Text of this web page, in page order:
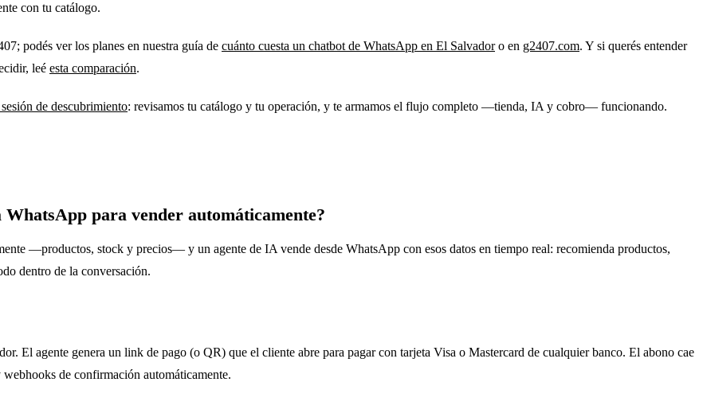
con tu catálogo.
podés ver los planes en nuestra guía de cuánto cuesta un chatbot de WhatsApp en El Salvadoro en g2407.com. Y si querés entender
leé esta comparación.
de descubrimiento: revisamos tu catálogo y tu operación, y te armamos el flujo completo —tienda, IA y cobro— funcionando.
para vender automáticamente?
—productos, stock y precios— y un agente de IA vende desde WhatsApp con esos datos en tiempo real: recomienda productos,
dentro de la conversación.
El agente genera un link de pago (o QR) que el cliente abre para pagar con tarjeta Visa o Mastercard de cualquier banco. El abono cae
de confirmación automáticamente.